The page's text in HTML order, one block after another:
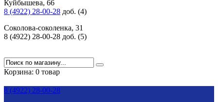
Куйбышева, 66
8 (4922) 28-00-28 доб. (4)
Соколова-соколенка, 31
8 (4922) 28-00-28 доб. (5)
Корзина: 0 товар
8 (4922) 28-00-28